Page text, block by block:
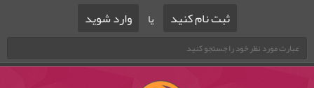
ثبت نام کنید یا وارد شوید